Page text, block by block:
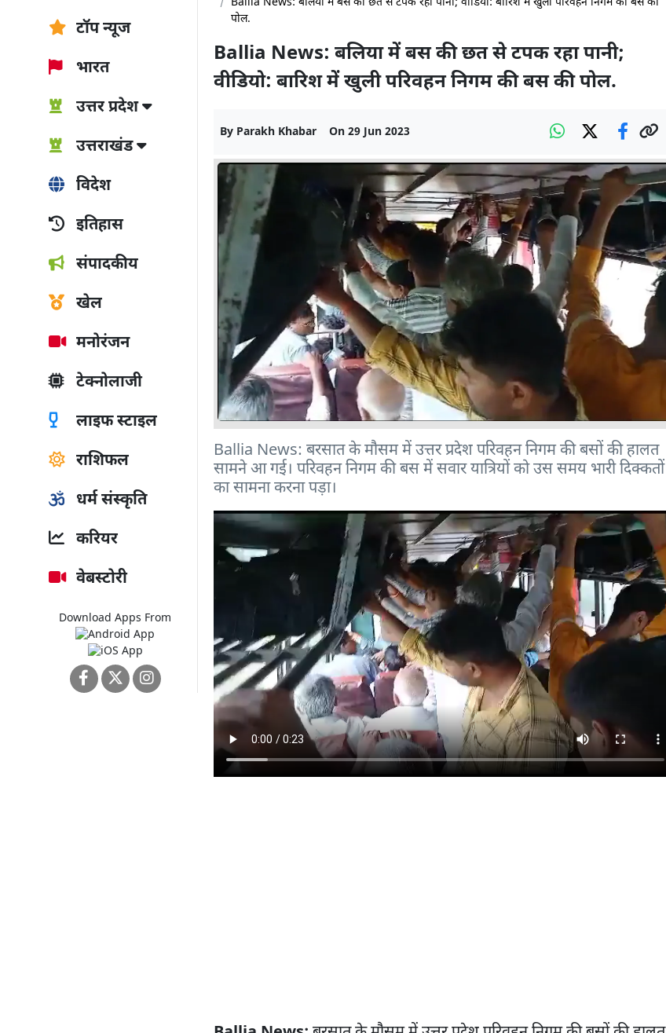
टॉप न्यूज
भारत
उत्तर प्रदेश
उत्तराखंड
विदेश
इतिहास
संपादकीय
खेल
मनोरंजन
टेक्नोलाजी
लाइफ स्टाइल
राशिफल
धर्म संस्कृति
करियर
वेबस्टोरी
Download Apps From
पोल.
Ballia News: बलिया में बस की छत से टपक रहा पानी;
वीडियो: बारिश में खुली परिवहन निगम की बस की पोल.
By Parakh Khabar On 29 Jun 2023
Ballia News: बरसात के मौसम में उत्तर प्रदेश परिवहन निगम की बसों की हालत
सामने आ गई। परिवहन निगम की बस में सवार यात्रियों को उस समय भारी दिक्कतों
का सामना करना पड़ा।